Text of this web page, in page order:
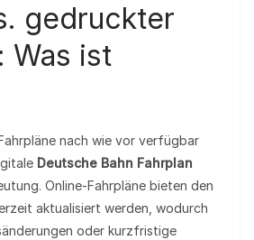
gedruckter
Was ist
nach wie vor verfügbar
Deutsche Bahn Fahrplan
Online-Fahrpläne bieten den
aktualisiert werden, wodurch
oder kurzfristige